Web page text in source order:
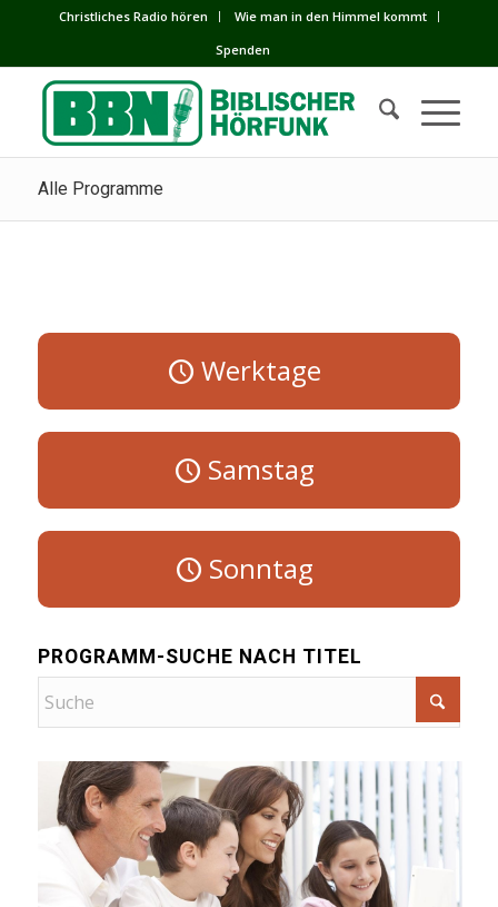
Сhristliches Radio hören
Wie man in den Himmel kommt
Spenden
Alle Programme
Werktage
Samstag
Sonntag
PROGRAMM-SUCHE NACH TITEL